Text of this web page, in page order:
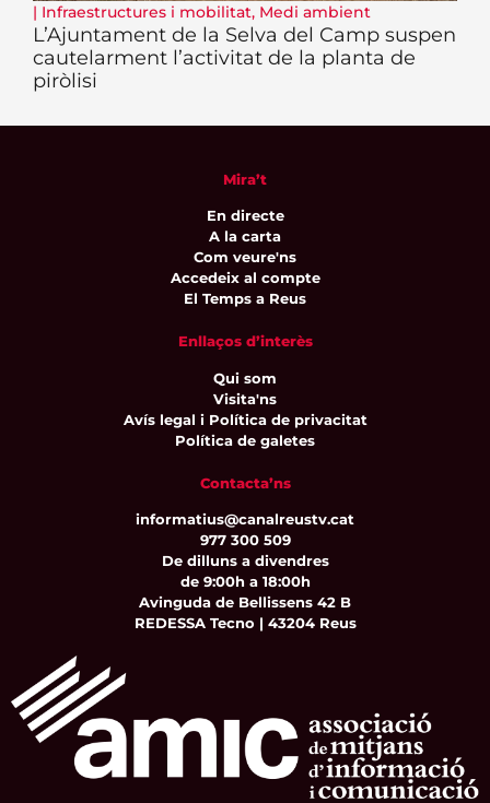
| Infraestructures i mobilitat, Medi ambient
L’Ajuntament de la Selva del Camp suspen
cautelarment l’activitat de la planta de
piròlisi
Mira’t
En directe
A la carta
Com veure'ns
Accedeix al compte
El Temps a Reus
Enllaços d’interès
Qui som
Visita'ns
Avís legal i Política de privacitat
Política de galetes
Contacta’ns
informatius@canalreustv.cat
977 300 509
De dilluns a divendres
de 9:00h a 18:00h
Avinguda de Bellissens 42 B
REDESSA Tecno | 43204 Reus